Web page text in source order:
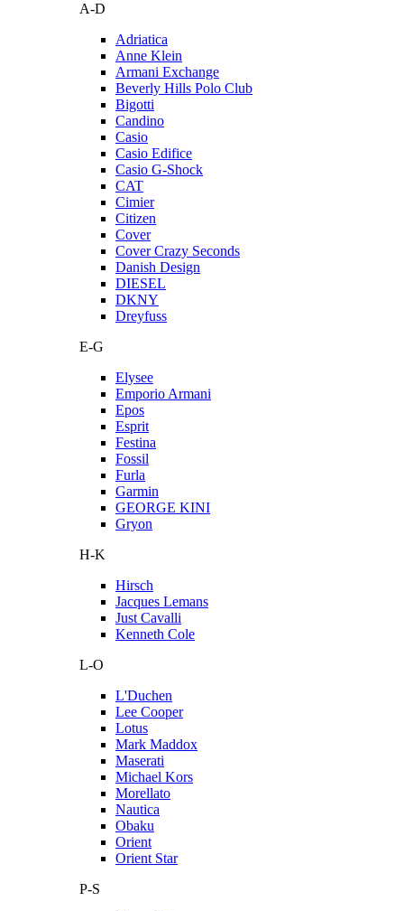
A-D
Adriatica
Anne Klein
Armani Exchange
Beverly Hills Polo Club
Bigotti
Candino
Casio
Casio Edifice
Casio G-Shock
CAT
Cimier
Citizen
Cover
Cover Crazy Seconds
Danish Design
DIESEL
DKNY
Dreyfuss
E-G
Elysee
Emporio Armani
Epos
Esprit
Festina
Fossil
Furla
Garmin
GEORGE KINI
Gryon
H-K
Hirsch
Jacques Lemans
Just Cavalli
Kenneth Cole
L-O
L'Duchen
Lee Cooper
Lotus
Mark Maddox
Maserati
Michael Kors
Morellato
Nautica
Obaku
Orient
Orient Star
P-S